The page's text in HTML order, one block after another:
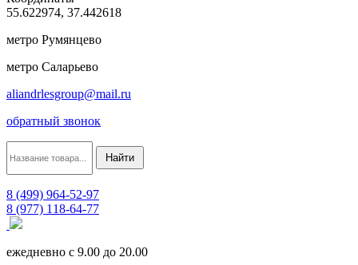
55.622974, 37.442618
метро Румянцево
метро Саларьево
aliandrlesgroup@mail.ru
обратный звонок
8 (499) 964-52-97
8 (977) 118-64-77
ежедневно с 9.00 до 20.00